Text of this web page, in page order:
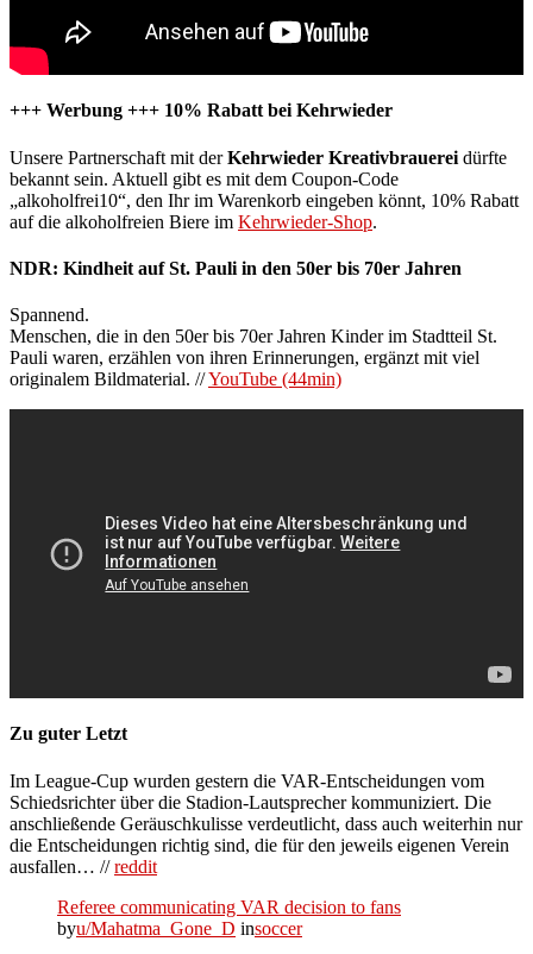
+++ Werbung +++ 10% Rabatt bei Kehrwieder
Unsere Partnerschaft mit derKehrwieder Kreativbrauerei dürfte
bekannt sein. Aktuell gibt es mit dem Coupon-Code
„alkoholfrei10“, den Ihr im Warenkorb eingeben könnt, 10% Rabatt
auf die alkoholfreien Biere im Kehrwieder-Shop.
NDR: Kindheit auf St. Pauli in den 50er bis 70er Jahren
Spannend.
Menschen, die in den 50er bis 70er Jahren Kinder im Stadtteil St.
Pauli waren, erzählen von ihren Erinnerungen, ergänzt mit viel
originalem Bildmaterial. //YouTube (44min)
Zu guter Letzt
Im League-Cup wurden gestern die VAR-Entscheidungen vom
Schiedsrichter über die Stadion-Lautsprecher kommuniziert. Die
anschließende Geräuschkulisse verdeutlicht, dass auch weiterhin nur
die Entscheidungen richtig sind, die für den jeweils eigenen Verein
ausfallen… //reddit
Referee communicating VAR decision to fans
byu/Mahatma_Gone_D insoccer